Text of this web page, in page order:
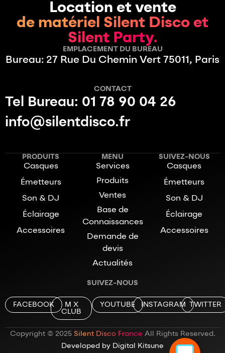
Location et vente
de matériel Silent Disco et
Silent Party.
EMPLACEMENT DU BUREAU
Bureau: 27 Rue Du Chemin Vert 75011, Paris
CONTACT
Tel Bureau: 01 78 90 04 26
info@silentdisco.fr
PRODUITS
Casques
Émetteurs
Son & DJ
Éclairage
Accessoires
MENU
Services
Produits
Ventes
Base de
Connaissances
Demande de
devis
Actualités
SUIVEZ-NOUS
Casques
Émetteurs
Son & DJ
Éclairage
Accessoires
SUIVEZ-NOUS
FACEBOOK
M X
CLUB
YOUTUBE INSTAGRAM TWITTER
Copyright © 2025 Silent Disco France All Rights Reserved.
Developed by Digital Kitsune